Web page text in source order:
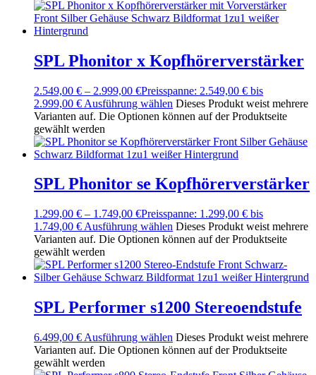
SPL Phonitor x Kopfhörerverstärker
2.549,00 € – 2.999,00 €Preisspanne: 2.549,00 € bis
2.999,00 € Ausführung wählen Dieses Produkt weist mehrere
Varianten auf. Die Optionen können auf der Produktseite
gewählt werden
SPL Phonitor se Kopfhörerverstärker
1.299,00 € – 1.749,00 €Preisspanne: 1.299,00 € bis
1.749,00 € Ausführung wählen Dieses Produkt weist mehrere
Varianten auf. Die Optionen können auf der Produktseite
gewählt werden
SPL Performer s1200 Stereoendstufe
6.499,00 € Ausführung wählen Dieses Produkt weist mehrere
Varianten auf. Die Optionen können auf der Produktseite
gewählt werden